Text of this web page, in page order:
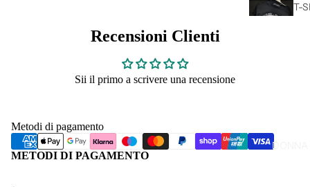
T-
DONNA
Recensioni Clienti
Sii il primo a scrivere una recensione
Metodi di pagamento
METODI DI PAGAMENTO